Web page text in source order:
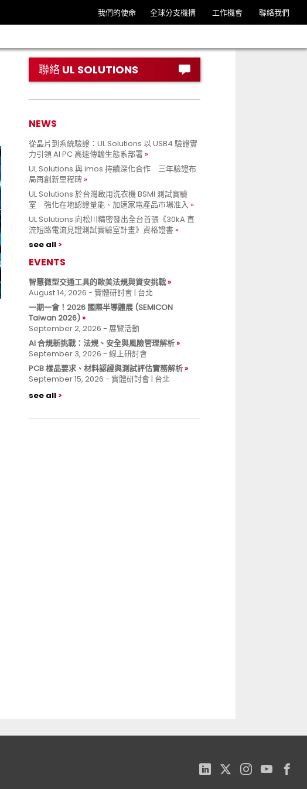
我們的使命 全球分支機搆 工作機會 聯絡我們
聯絡 UL SOLUTIONS
NEWS
從晶片到系統驗證：UL Solutions 以 USB4 驗證實
力引領 AI PC 高速傳輸生態系部署
UL Solutions 與 imos 持續深化合作 三年驗證布
局再創新里程碑
UL Solutions 於台灣啟用洗衣機 BSMI 測試實驗
室 強化在地認證量能、加速家電產品市場准入
UL Solutions 向松川精密發出全台首張《30kA 直
流短路電流見證測試實驗室計畫》資格證書
see all
EVENTS
智慧微型交通工具的歐美法規與資安挑戰
August 14, 2026 - 實體研討會 | 台北
一期一會！2026 國際半導體展 (SEMICON
Taiwan 2026)
September 2, 2026 - 展覽活動
AI 合規新挑戰：法規、安全與風險管理解析
September 3, 2026 - 線上研討會
PCB 樣品要求、材料認證與測試評估實務解析
September 15, 2026 - 實體研討會 | 台北
see all